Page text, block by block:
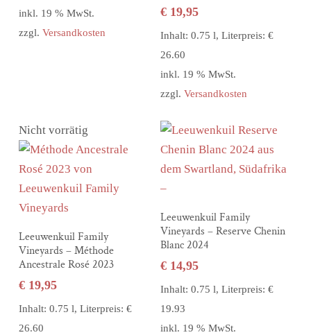
inkl. 19 % MwSt.
zzgl. Versandkosten
€ 19,95
Inhalt: 0.75 l, Literpreis: €
26.60
inkl. 19 % MwSt.
zzgl.Versandkosten
Nicht vorrätig
Weiterlesen
Leeuwenkuil Family
Vineyards – Méthode
Ancestrale Rosé 2023
€19,95
Inhalt: 0.75 l, Literpreis: €
26.60
In den Warenkorb
Leeuwenkuil Family
Vineyards – Reserve Chenin
Blanc 2024
€ 14,95
Inhalt: 0.75 l, Literpreis: €
19.93
inkl. 19 % MwSt.